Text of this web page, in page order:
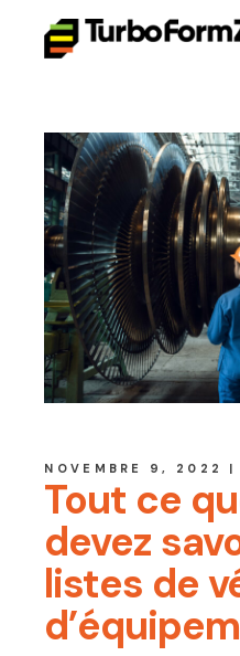
NOVEMBRE 9, 2022
Tout ce
devez
listes de